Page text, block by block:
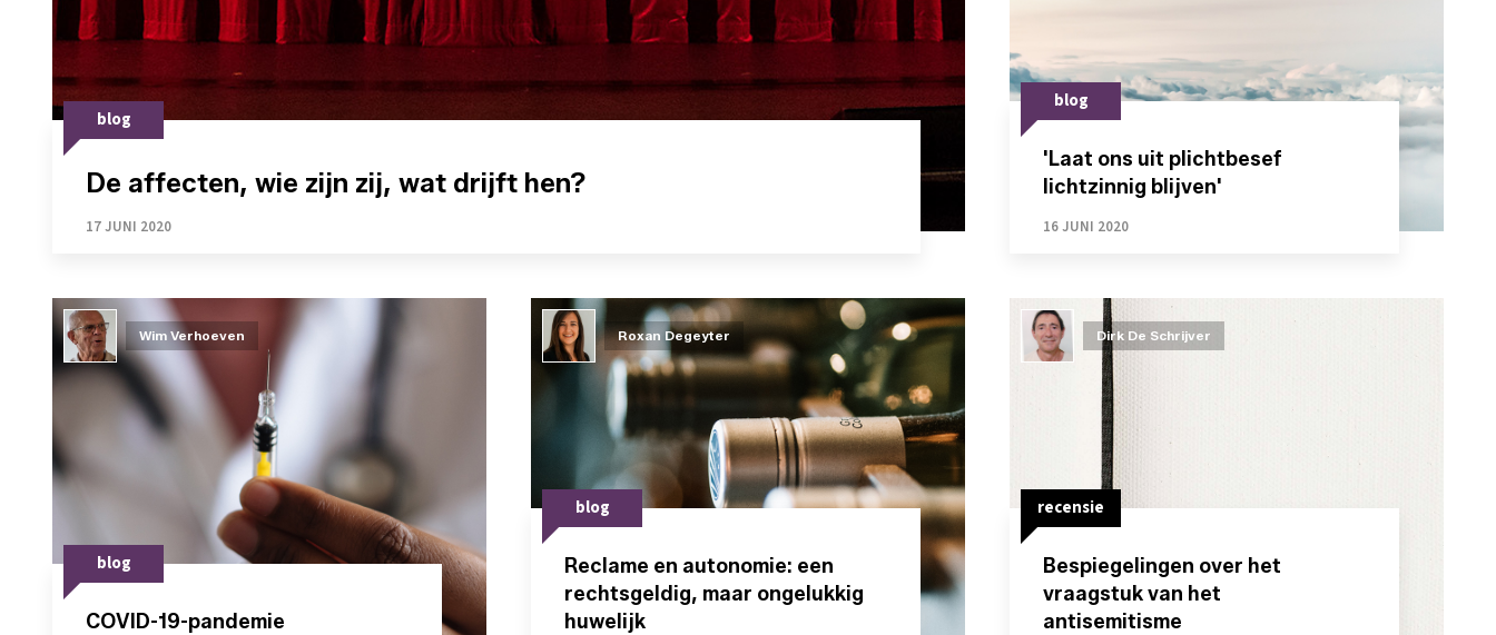
blog
De affecten, wie zijn zij, wat drijft hen?
17 JUNI 2020
blog
'Laat ons uit plichtbesef
lichtzinnig blijven'
16 JUNI 2020
blog
COVID-19-pandemie
Wim Verhoeven
blog
Reclame en autonomie: een
rechtsgeldig, maar ongelukkig
huwelijk
Roxan Degeyter
recensie
Bespiegelingen over het
vraagstuk van het
antisemitisme
Dirk De Schrijver